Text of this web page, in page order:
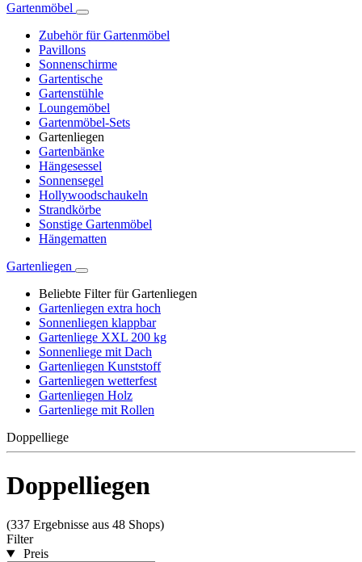
Gartenmöbel
Zubehör für Gartenmöbel
Pavillons
Sonnenschirme
Gartentische
Gartenstühle
Loungemöbel
Gartenmöbel-Sets
Gartenliegen
Gartenbänke
Hängesessel
Sonnensegel
Hollywoodschaukeln
Strandkörbe
Sonstige Gartenmöbel
Hängematten
Gartenliegen
Beliebte Filter für Gartenliegen
Gartenliegen extra hoch
Sonnenliegen klappbar
Gartenliege XXL 200 kg
Sonnenliege mit Dach
Gartenliegen Kunststoff
Gartenliegen wetterfest
Gartenliegen Holz
Gartenliege mit Rollen
Doppelliege
Doppelliegen
(337 Ergebnisse aus 48 Shops)
Filter
Preis